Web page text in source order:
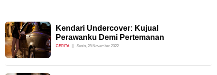
Kendari Undercover: Kujual
Perawanku Demi Pertemanan
CERITA Senin, 28 November 2022